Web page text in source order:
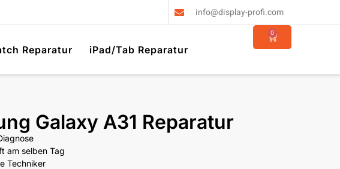
info@display-profi.com
Reparatur iPad/Tab Reparatur
0
Galaxy A31 Reparatur
am selben Tag
Techniker